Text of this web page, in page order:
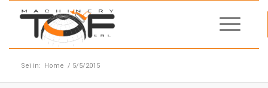
Sei in: Home / 5/5/2015